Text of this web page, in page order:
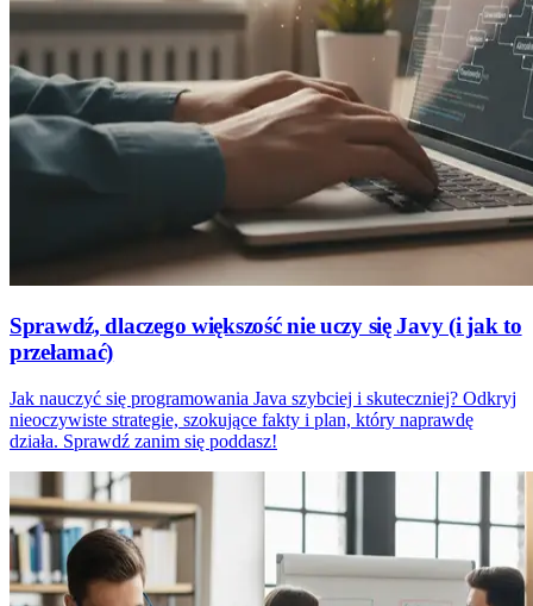
Sprawdź, dlaczego większość nie uczy się Javy (i jak to
przełamać)
Jak nauczyć się programowania Java szybciej i skuteczniej? Odkryj
nieoczywiste strategie, szokujące fakty i plan, który naprawdę
działa. Sprawdź zanim się poddasz!